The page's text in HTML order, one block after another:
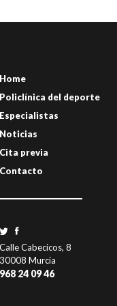
Home
Policlínica del deporte
Especialistas
Noticias
Cita previa
Contacto
Calle Cabecicos, 8
30008 Murcia
968 24 09 46